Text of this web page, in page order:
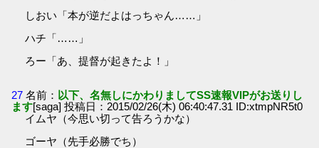
しおい「本が逆だよはっちゃん……」
ハチ「……」
ろー「あ、提督が起きたよ！」
27 名前： 以下、名無しにかわりましてSS速報VIPがお送りし
ます[saga] 投稿日：2015/02/26(木) 06:40:47.31 ID:xtmpNR5t0
イムヤ（今思い切って告ろうかな）
ゴーヤ（先手必勝でち）